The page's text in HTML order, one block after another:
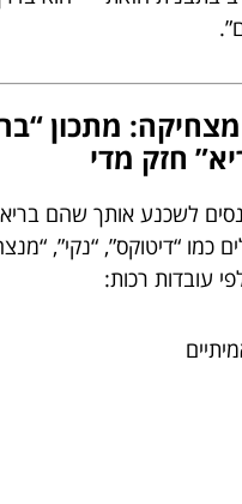
מתכון
חזק מדי
לשכנע אותך שהם
כמו “דיטוקס”, “נקי”,
עובדות רכות: